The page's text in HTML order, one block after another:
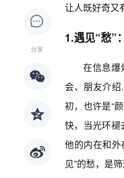
分享
让人既好奇又
1.遇见“愁”
在信息爆
会、朋友介
初，也许是“
快，当光环褪
他的内在和
见”的愁，是